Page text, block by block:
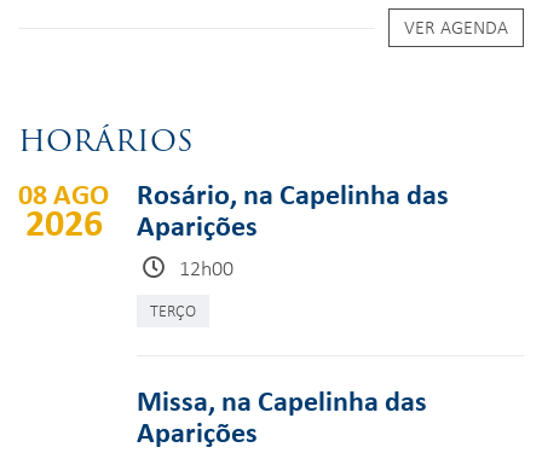
VER AGENDA
HORÁRIOS
08 AGO
2026
Rosário, na Capelinha das
Aparições
12h00
TERÇO
Missa, na Capelinha das
Aparições